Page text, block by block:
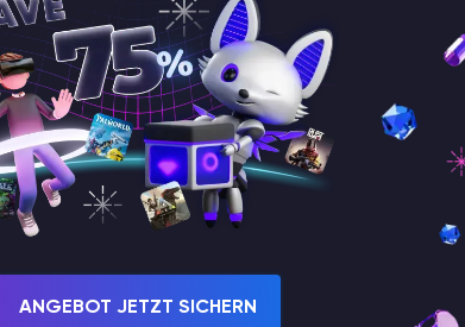
einen Server hinzuzufügen.
ANGEBOT JETZT SICHERN